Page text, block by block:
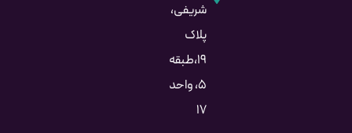
شریفی،
پلاک
۱۹،طبقه
۵، واحد
۱۷